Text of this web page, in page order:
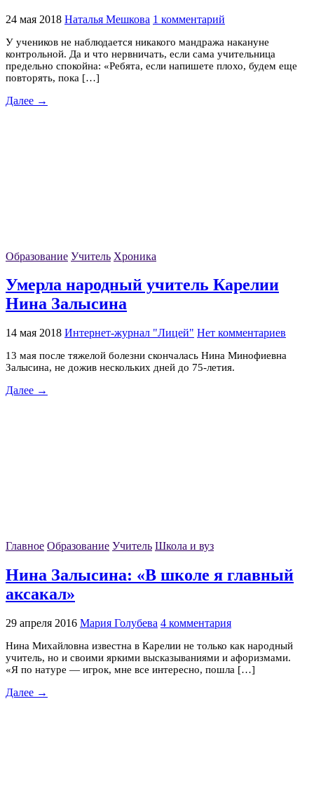
24 мая 2018 Наталья Мешкова 1 комментарий
У учеников не наблюдается никакого мандража накануне
контрольной. Да и что нервничать, если сама учительница
предельно спокойна: «Ребята, если напишете плохо, будем еще
повторять, пока […]
Далее →
Образование Учитель Хроника
Умерла народный учитель Карелии
Нина Залысина
14 мая 2018 Интернет-журнал "Лицей" Нет комментариев
13 мая после тяжелой болезни скончалась Нина Минофиевна
Залысина, не дожив нескольких дней до 75-летия.
Далее →
Главное Образование Учитель Школа и вуз
Нина Залысина: «В школе я главный
аксакал»
29 апреля 2016 Мария Голубева 4 комментария
Нина Михайловна известна в Карелии не только как народный
учитель, но и своими яркими высказываниями и афоризмами.
«Я по натуре — игрок, мне все интересно, пошла […]
Далее →